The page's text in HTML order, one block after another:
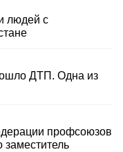
людей с
ДТП. Одна из
профсоюзов
заместитель